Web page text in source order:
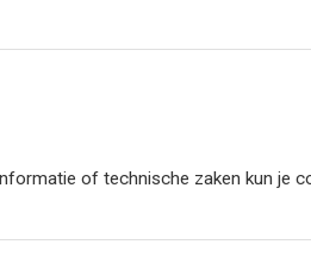
of technische zaken kun je